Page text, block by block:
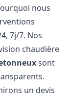
nous
7j/7. Nos
chaudière
sont
un devis